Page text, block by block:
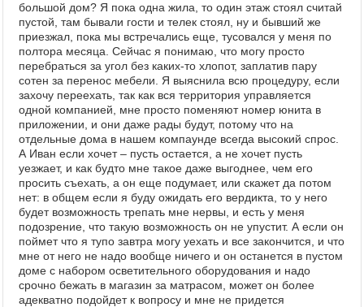
большой дом? Я пока одна жила, то один этаж стоял считай
пустой, там бывали гости и телек стоял, ну и бывший же
приезжал, пока мы встречались еще, тусовался у меня по
полтора месяца. Сейчас я понимаю, что могу просто
перебраться за угол без каких-то хлопот, заплатив пару
сотен за перенос мебели. Я выяснила всю процедуру, если
захочу переехать, так как вся территория управляется
одной компанией, мне просто поменяют номер юнита в
приложении, и они даже рады будут, потому что на
отдельные дома в нашем компаунде всегда высокий спрос.
А Иван если хочет – пусть остается, а не хочет пусть
уезжает, и как будто мне такое даже выгоднее, чем его
просить съехать, а он еще подумает, или скажет да потом
нет: в общем если я буду ожидать его вердикта, то у него
будет возможность трепать мне нервы, и есть у меня
подозрение, что такую возможность он не упустит. А если он
поймет что я тупо завтра могу уехать и все закончится, и что
мне от него не надо вообще ничего и он останется в пустом
доме с набором осветительного оборудования и надо
срочно бежать в магазин за матрасом, может он более
адекватно подойдет к вопросу и мне не придется